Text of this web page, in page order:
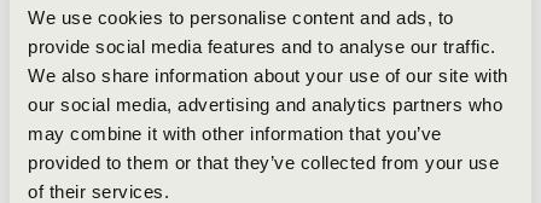
We use cookies to personalise content and ads, to
provide social media features and to analyse our traffic.
We also share information about your use of our site with
our social media, advertising and analytics partners who
may combine it with other information that you’ve
provided to them or that they’ve collected from your use
of their services.